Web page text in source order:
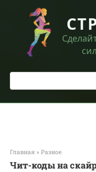
контенту
Поиск:
Главная » Разное
Чит-коды на